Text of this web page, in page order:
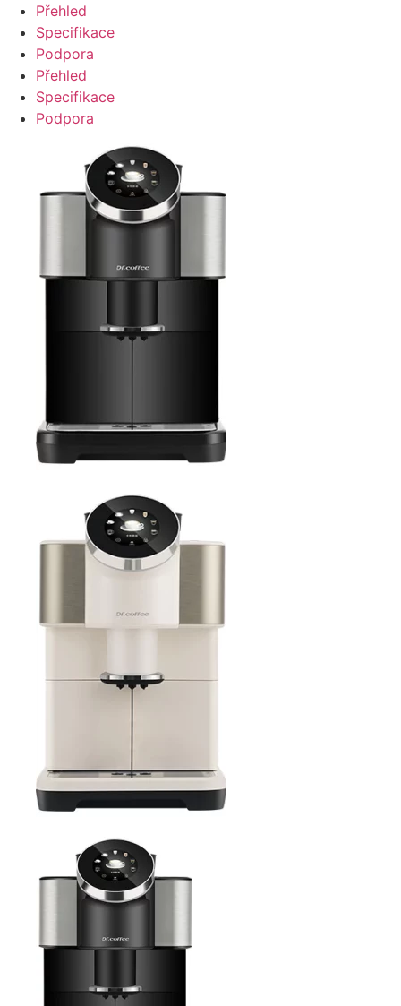
Přehled
Specifikace
Podpora
Přehled
Specifikace
Podpora